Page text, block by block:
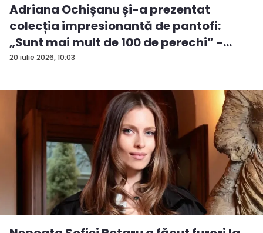
20 iulie 2026, 10:03
Adriana Ochișanu și-a prezentat
colecția impresionantă de pantofi:
„Sunt mai mult de 100 de perechi” -
VID...